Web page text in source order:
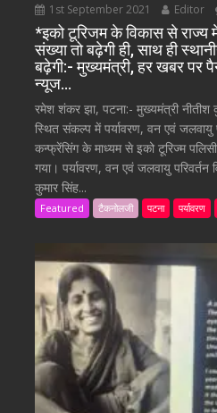
1st September 2021 Editor
*इको टूरिजम के विकास से राज्य
संख्या तो बढ़ेगी ही, साथ ही
बढ़ेगी:- मुख्यमंत्री, हर खबर पर
न्यूज…
रमेश शंकर झा, पटना:- मुख्यमंत्री
स्थित संकल्प में पर्यावरण, वन एवं जलवायु
कन्फ्रेंसिंग के माध्यम से इको टूरिज्म
गया। पर्यावरण, वन एवं जलवायु
कुमार सिंह...
Featured टैकनोलजी पटना पर्यावरण